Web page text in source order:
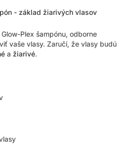
- základ žiarivých vlasov
Plex šampónu, odborne
vaše vlasy. Zaručí, že vlasy budú
a žiarivé.